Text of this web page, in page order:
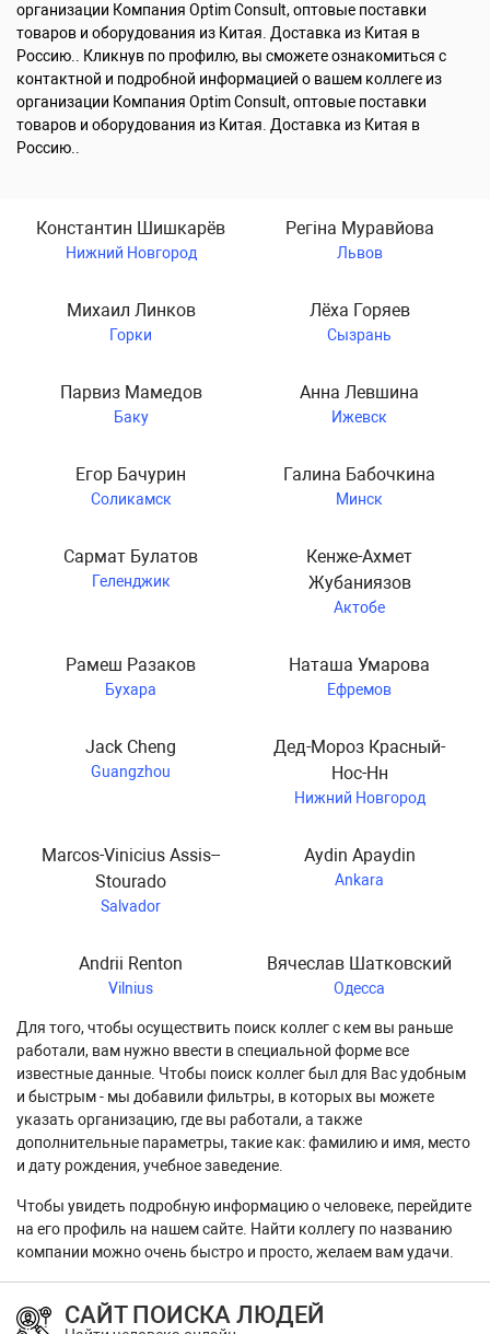
организации Компания Optim Consult, оптовые поставки
товаров и оборудования из Китая. Доставка из Китая в
Россию.. Кликнув по профилю, вы сможете ознакомиться с
контактной и подробной информацией о вашем коллеге из
организации Компания Optim Consult, оптовые поставки
товаров и оборудования из Китая. Доставка из Китая в
Россию..
Константин Шишкарёв
Нижний Новгород
Регіна Муравйова
Львов
Михаил Линков
Горки
Лёха Горяев
Сызрань
Парвиз Мамедов
Баку
Анна Левшина
Ижевск
Егор Бачурин
Соликамск
Галина Бабочкина
Минск
Сармат Булатов
Геленджик
Кенже-Ахмет
Жубаниязов
Актобе
Рамеш Разаков
Бухара
Наташа Умарова
Ефремов
Jack Cheng
Guangzhou
Дед-Мороз Красный-
Нос-Нн
Нижний Новгород
Marcos-Vinicius Assis--
Stourado
Salvador
Aydin Apaydin
Ankara
Andrii Renton
Vilnius
Вячеслав Шатковский
Одесса
Для того, чтобы осуществить поиск коллег с кем вы раньше
работали, вам нужно ввести в специальной форме все
известные данные. Чтобы поиск коллег был для Вас удобным
и быстрым - мы добавили фильтры, в которых вы можете
указать организацию, где вы работали, а также
дополнительные параметры, такие как: фамилию и имя, место
и дату рождения, учебное заведение.
Чтобы увидеть подробную информацию о человеке, перейдите
на его профиль на нашем сайте. Найти коллегу по названию
компании можно очень быстро и просто, желаем вам удачи.
САЙТ ПОИСКА ЛЮДЕЙ